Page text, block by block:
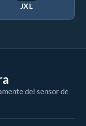
JXL
del sensor de